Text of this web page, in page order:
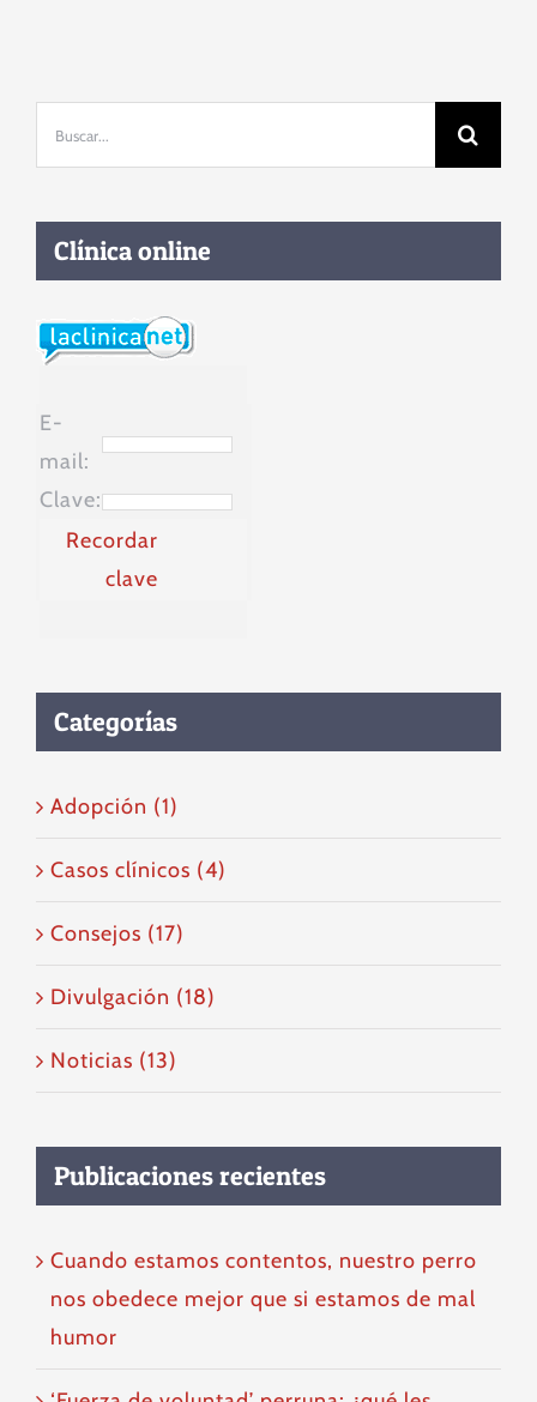
Clínica online
E-
mail:
Clave:
Recordar
clave
Categorías
Adopción (1)
Casos clínicos (4)
Consejos (17)
Divulgación (18)
Noticias (13)
Publicaciones recientes
Cuando estamos contentos, nuestro perro
nos obedece mejor que si estamos de mal
humor